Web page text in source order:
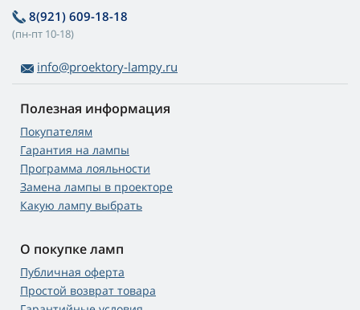
8(921) 609-18-18
(пн-пт 10-18)
info@proektory-lampy.ru
Полезная информация
Покупателям
Гарантия на лампы
Программа лояльности
Замена лампы в проекторе
Какую лампу выбрать
О покупке ламп
Публичная оферта
Простой возврат товара